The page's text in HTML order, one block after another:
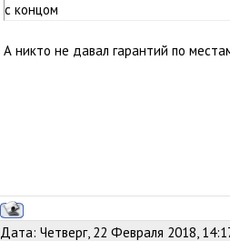
с концом
А никто не давал гарантий по
Дата: Четверг, 22 Февраля 2018,